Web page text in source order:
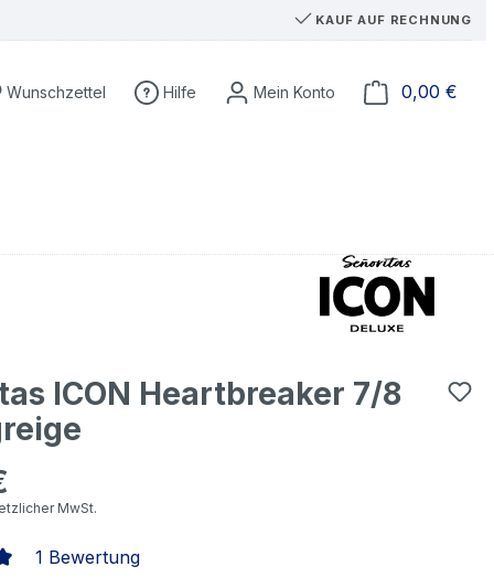
KAUF AUF RECHNUNG
Du hast 0 Produkte auf dem Merkzettel
Wunschzettel Hilfe 0,00 €
ICON Heartbreaker 7/8
MwSt.
1 Bewertung